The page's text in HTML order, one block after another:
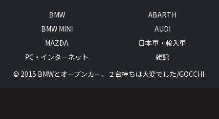
BMW
ABARTH
BMW MINI
AUDI
MAZDA
日本車・輸入車
PC・インターネット
雑記
© 2015 BMWとオープンカー、２台持ちは大変でした/GOCCHI.